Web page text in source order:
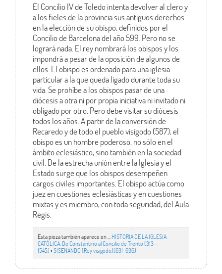
El Concilio IV de Toledo intenta devolver al clero y
a los fieles de la provincia sus antiguos derechos
en la elección de su obispo, definidos por el
Concilio de Barcelona del año 599. Pero no se
logrará nada. El rey nombrará los obispos y los
impondrá a pesar de la oposición de algunos de
ellos. El obispo es ordenado para una iglesia
particular a la que queda ligado durante toda su
vida. Se prohíbe a los obispos pasar de una
diócesis a otra ni por propia iniciativa ni invitado ni
obligado por otro. Pero debe visitar su diócesis
todos los años. A partir de la conversión de
Recaredo y de todo el pueblo visigodo (587), el
obispo es un hombre poderoso, no sólo en el
ámbito eclesiástico, sino también en la sociedad
civil. De la estrecha unión entre la Iglesia y el
Estado surge que los obispos desempeñen
cargos civiles importantes. El obispo actúa como
juez en cuestiones eclesiásticas y en cuestiones
mixtas y es miembro, con toda seguridad, del Aula
Regis.
Esta pieza también aparece en ... HISTORIA DE LA IGLESIA
CATÓLICA. De Constantino al Concilio de Trento (313 -
1545)•SISENANDO (Rey visigodo)(631-636)